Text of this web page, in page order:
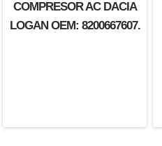
COMPRESOR AC DACIA
LOGAN OEM: 8200667607.